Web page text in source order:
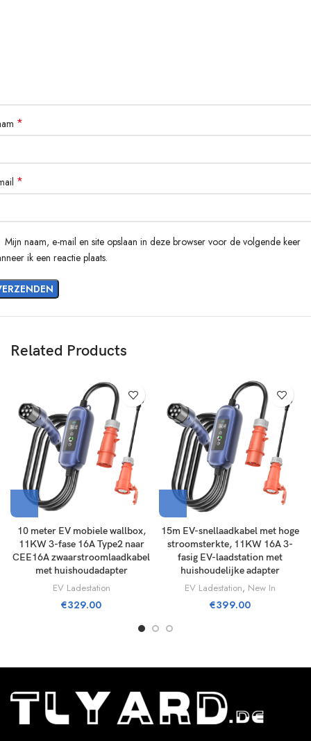
*
*
Mijn naam, e-mail en site opslaan in deze browser voor de volgende keer
ik een reactie plaats.
Related Products
10 meter EV mobiele wallbox,
11KW 3-fase 16A Type2 naar
CEE16A zwaarstroomlaadkabel
met huishoudadapter
EV Ladestation
€329.00
15m EV-snellaadkabel met hoge
stroomsterkte, 11KW 16A 3-
fasig EV-laadstation met
huishoudelijke adapter
EV Ladestation, New In
€399.00